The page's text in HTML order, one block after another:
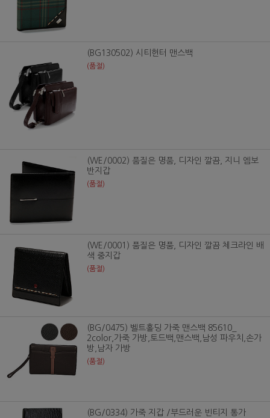
(BG130502) 시티헌터 맨스백
(품절)
(WE/0002) 품질은 명품, 디자인 깔끔, 지니 엠보
반지갑
(품절)
(WE/0001) 품질은 명품, 디자인 깔끔 체크라인 배
색 중지갑
(품절)
(BG/0475) 벨트홀딩 가죽 맨스백 85610_
2color,가죽 가방,토드백,맨스백,남성 파우치,손가
방,남자 가방
(품절)
(BG/0334) 가죽 지갑 /부드러운 빈티지 통가